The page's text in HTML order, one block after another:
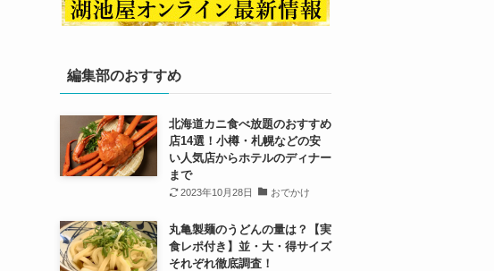
編集部のおすすめ
北海道カニ食べ放題のおすすめ
店14選！小樽・札幌などの安
い人気店からホテルのディナー
まで
2023年10月28日 おでかけ
丸亀製麺のうどんの量は？【実
食レポ付き】並・大・得サイズ
それぞれ徹底調査！